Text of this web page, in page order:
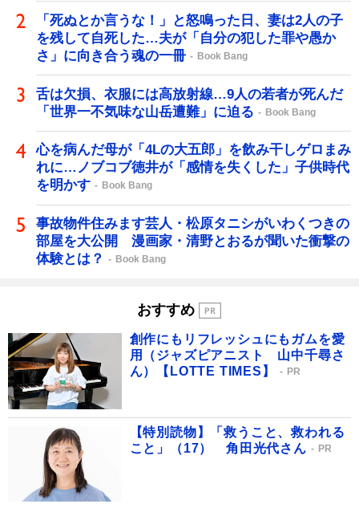
「死ぬとか言うな！」と怒鳴った日、妻は2人の子
を残して自死した…夫が「自分の犯した罪や愚か
さ」に向き合う魂の一冊
Book Bang
舌は欠損、衣服には高放射線…9人の若者が死んだ
「世界一不気味な山岳遭難」に迫る
Book Bang
心を病んだ母が「4Lの大五郎」を飲み干しゲロまみ
れに…ノブコブ徳井が「感情を失くした」子供時代
を明かす
Book Bang
事故物件住みます芸人・松原タニシがいわくつきの
部屋を大公開 漫画家・清野とおるが聞いた衝撃の
体験とは？
Book Bang
おすすめ
創作にもリフレッシュにもガムを愛
用（ジャズピアニスト 山中千尋さ
ん）【LOTTE TIMES】
PR
【特別読物】「救うこと、救われる
こと」（17） 角田光代さん
PR